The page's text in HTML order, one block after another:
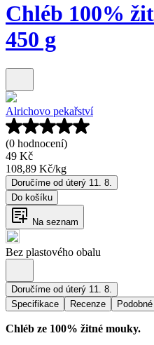
Chléb 100%
450 g
Alrichovo pekařství
(0 hodnocení)
49 Kč
108,89 Kč/kg
Doručíme od úterý 11. 8.
Do košíku
Na seznam
Bez plastového obalu
Doručíme od úterý 11. 8.
Specifikace
Recenze
Chléb ze 100% žitné mouky.